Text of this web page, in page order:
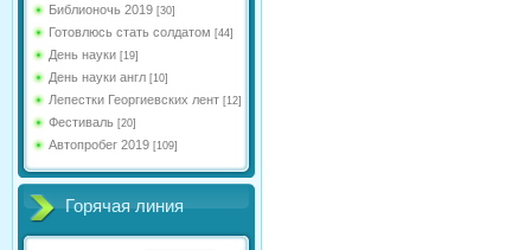
Библионочь 2019 [30]
Готовлюсь стать солдатом [44]
День науки [19]
День науки англ [10]
Лепестки Георгиевских лент [12]
Фестиваль [20]
Автопробег 2019 [109]
Горячая линия